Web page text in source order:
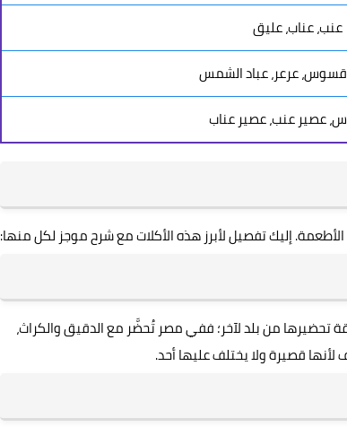
عنب، عناب، عليق
عرعر، عباد الشمس
عصير عنب، عصير عناب
إليك تفصيل لأبرز هذه الأكلات مع شرح موجز لكل منها:
تحضيرها من بلد لآخر؛ ففي مصر تُحضَّر مع الدقيق والكراث،
قصيرة ولا يختلف عليها أحد.